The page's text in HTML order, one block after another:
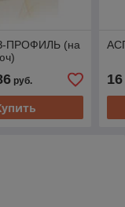
ПРОФИЛЬ (на
руб.